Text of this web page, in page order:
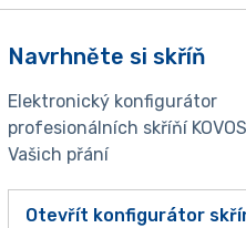
Navrhněte si skříň
Elektronický konfigurátor
profesionálních skříňí
Vašich přání
Otevřít konfigurátor